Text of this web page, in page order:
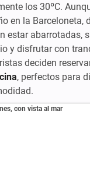
los 30ºC.
en la Barceloneta,
estar abarrotadas,
y disfrutar con
deciden
, perfectos para